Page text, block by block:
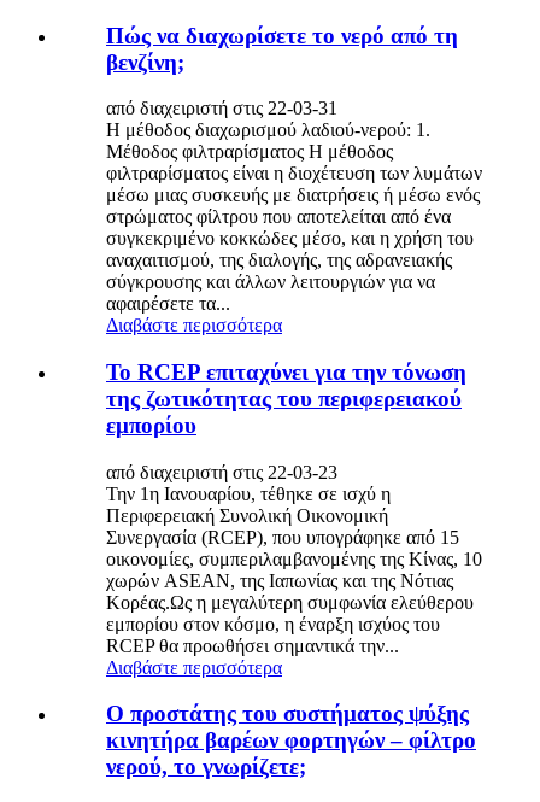
Πώς να διαχωρίσετε το νερό από τη
βενζίνη;
από διαχειριστή στις 22-03-31
Η μέθοδος διαχωρισμού λαδιού-νερού: 1.
Μέθοδος φιλτραρίσματος Η μέθοδος
φιλτραρίσματος είναι η διοχέτευση των λυμάτων
μέσω μιας συσκευής με διατρήσεις ή μέσω ενός
στρώματος φίλτρου που αποτελείται από ένα
συγκεκριμένο κοκκώδες μέσο, ​​και η χρήση του
αναχαιτισμού, της διαλογής, της αδρανειακής
σύγκρουσης και άλλων λειτουργιών για να
αφαιρέσετε τα...
Διαβάστε περισσότερα
Το RCEP επιταχύνει για την τόνωση
της ζωτικότητας του περιφερειακού
εμπορίου
από διαχειριστή στις 22-03-23
Την 1η Ιανουαρίου, τέθηκε σε ισχύ η
Περιφερειακή Συνολική Οικονομική
Συνεργασία (RCEP), που υπογράφηκε από 15
οικονομίες, συμπεριλαμβανομένης της Κίνας, 10
χωρών ASEAN, της Ιαπωνίας και της Νότιας
Κορέας.Ως η μεγαλύτερη συμφωνία ελεύθερου
εμπορίου στον κόσμο, η έναρξη ισχύος του
RCEP θα προωθήσει σημαντικά την...
Διαβάστε περισσότερα
Ο προστάτης του συστήματος ψύξης
κινητήρα βαρέων φορτηγών – φίλτρο
νερού, το γνωρίζετε;